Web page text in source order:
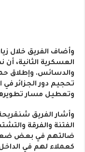
وأضاف الفريق خلال
العسكرية الثانية،
والدسائس. وإطلاق
تحجيم دور الجزائر
وتعطيل مسار
وأشار الفريق
الفتنة والفرقة
ضالتهم في بعض
كعملاء لهم في